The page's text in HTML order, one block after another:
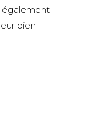
également
bien-